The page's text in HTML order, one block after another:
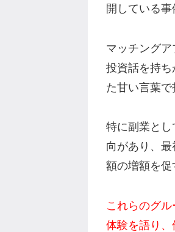
開している事
マッチング
投資話を持
た甘い言葉で
特に副業と
向があり、
額の増額を促
これらのグ
体験を語り